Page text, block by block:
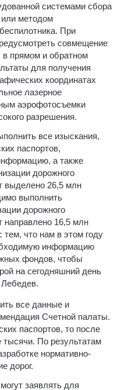
системами сбора
или методом
При
совмещение
в прямом и обратном
для получения
координатах
лазерное
аэрофотосъемки
разрешения.
все изыскания,
паспортов,
а также
дорожного
выделено 26,5 млн
выполнить
дорожного
направлено 16,5 млн
тем, что нам в этом году
информацию
фондов, чтобы
на сегодняшний день
все данные и
Счетной палаты.
паспортов, то после
По результатам
нормативно-
дорог.
заявлять для